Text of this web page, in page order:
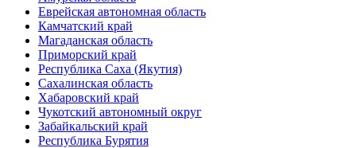
Еврейская автономная область
Камчатский край
Магаданская область
Приморский край
Республика Саха (Якутия)
Сахалинская область
Хабаровский край
Чукотский автономный округ
Забайкальский край
Республика Бурятия